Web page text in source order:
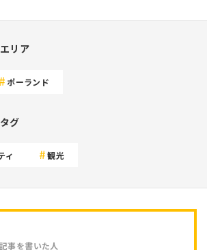
リア
ポーランド
グ
ィ 観光